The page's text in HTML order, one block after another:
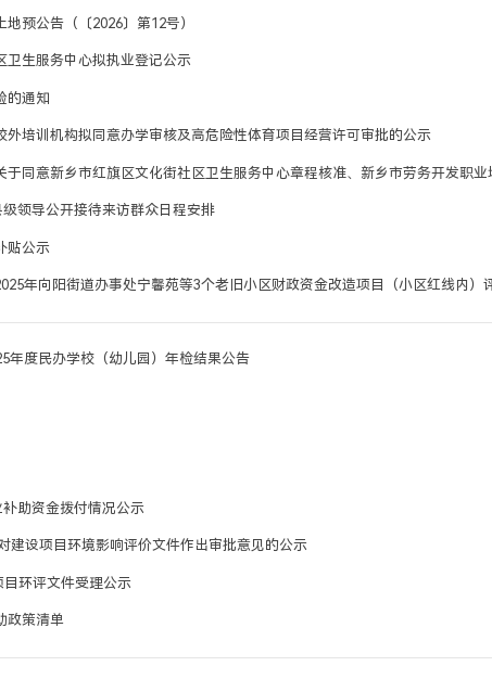
预公告（〔2026〕第12号）
卫生服务中心拟执业登记公示
的通知
外培训机构拟同意办学审核及高危险性体育项目经营许可审批的公示
领导公开接待来访群众日程安排
贴公示
年向阳街道办事处宁馨苑等3个老旧小区财政资金改造项目（小区红线内）
年度民办学校（幼儿园）年检结果公告
助资金拨付情况公示
建设项目环境影响评价文件作出审批意见的公示
目环评文件受理公示
政策清单